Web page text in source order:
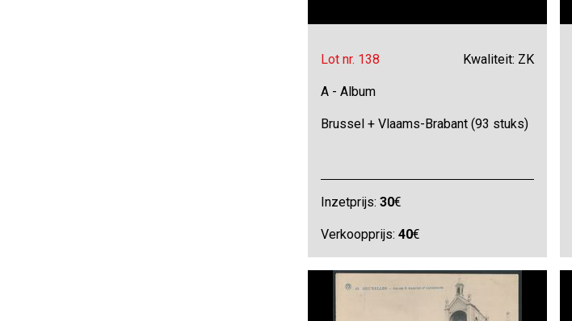
Lot nr. 138 Kwaliteit: ZK
A - Album
Brussel + Vlaams-Brabant (93 stuks)
Inzetprijs:30€
Verkoopprijs:40€